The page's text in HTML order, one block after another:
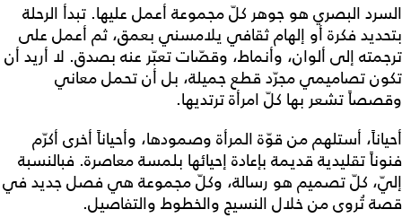
السرد البصري هو جوهر كلّ مجموعة أعمل عليها. تبدأ الرحلة
بتحديد فكرة أو إلهام ثقافي يلامسني بعمق، ثم أعمل على
ترجمته إلى ألوان، وأنماط، وقصّات تعبّر عنه بصدق. لا أريد أن
تكون تصاميمي مجرّد قطع جميلة، بل أن تحمل معاني
وقصصاً تشعر بها كلّ امرأة ترتديها.
أحياناً، أستلهم من قوّة المرأة وصمودها، وأحياناً أخرى أكرّم
فنوناً تقليدية قديمة بإعادة إحيائها بلمسة معاصرة. فبالنسبة
إليّ، كلّ تصميم هو رسالة، وكلّ مجموعة هي فصل جديد في
قصة تُروى من خلال النسيج والخطوط والتفاصيل.